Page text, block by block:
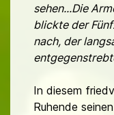
sehen...Die
blickte der
nach, der
In diesem
Ruhende